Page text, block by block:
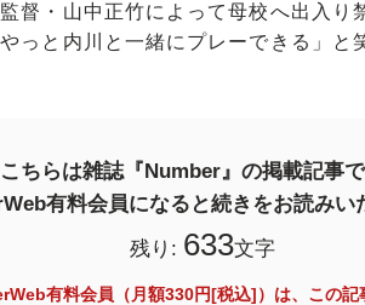
督・山中正竹によって母校へ出入り
っと内川と一緒にプレーできる」と
こちらは雑誌『Number』の掲載記事で
有料会員になると続きをお読みい
残り: 633文字
有料会員（月額330円[税込]）は、この記